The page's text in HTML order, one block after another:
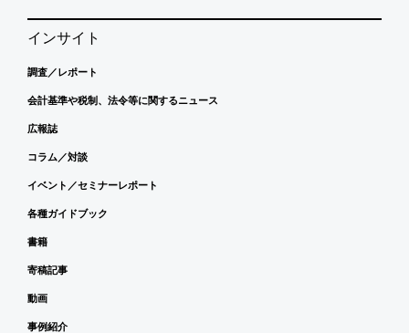
インサイト
調査／レポート
会計基準や税制、法令等に関するニュース
広報誌
コラム／対談
イベント／セミナーレポート
各種ガイドブック
書籍
寄稿記事
動画
事例紹介